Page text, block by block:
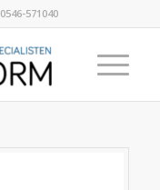
0546-571040